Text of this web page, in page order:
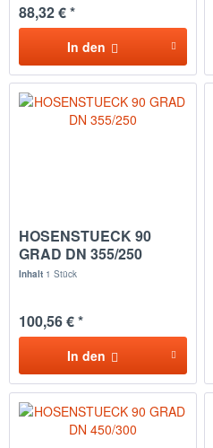
88,32 € *
In den
HOSENSTUECK 90
GRAD DN 355/250
Inhalt 1 Stück
100,56 € *
In den